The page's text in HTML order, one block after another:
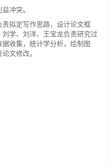
冲突。
责拟定写作思路，设计论文框
学、刘洋、王宝龙负责研究过
收集，统计学分析，绘制图
文修改。